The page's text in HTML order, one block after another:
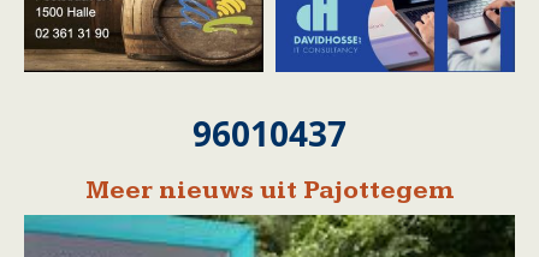
96010437
Meer nieuws uit Pajottegem